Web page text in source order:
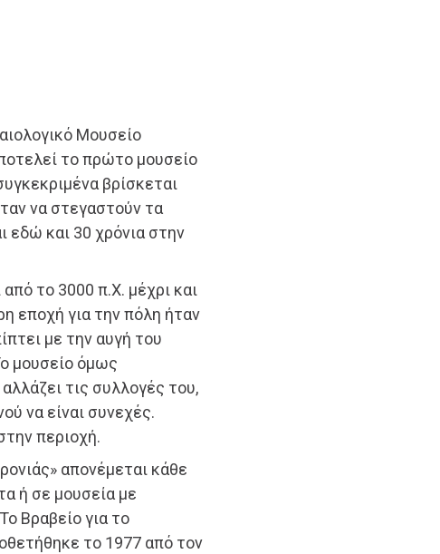
Μουσείο
το πρώτο μουσείο
βρίσκεται
να στεγαστούν τα
εδώ και 30 χρόνια στην
το 3000 π.Χ. μέχρι και
εποχή για την πόλη ήταν
με την αυγή του
μουσείο όμως
τις συλλογές του,
να είναι συνεχές.
περιοχή.
απονέμεται κάθε
ή σε μουσεία με
Βραβείο για το
το 1977 από τον